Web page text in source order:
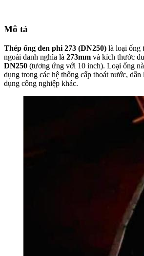
Mô tả
Thép ống đen phi 273 (DN250) là loại ống
ngoài danh nghĩa là 273mm và kích thước
DN250 (tương ứng với 10 inch). Loại ống
dụng trong các hệ thống cấp thoát nước,
dụng công nghiệp khác.